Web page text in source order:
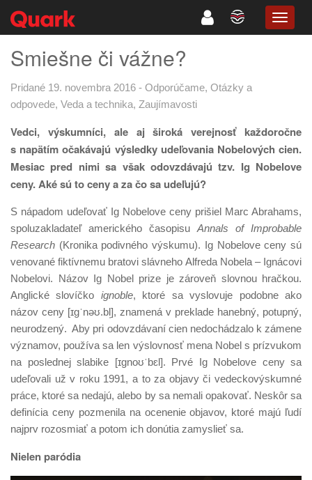
Smiešne či vážne?
Pridané 19. novembra 2016 - Odporúčame, Otázky a
odpovede, Veda a technika, Zaujímavosti
Vedci, výskumníci, ale aj široká verejnosť každoročne
s napätím očakávajú výsledky udeľovania Nobelových cien.
Mesiac pred nimi sa však odovzdávajú tzv. Ig Nobelove
ceny. Aké sú to ceny a za čo sa udeľujú?
S nápadom udeľovať Ig Nobelove ceny prišiel Marc Abrahams,
spoluzakladateľ amerického časopisu Annals of Improbable
Research (Kronika podivného výskumu). Ig Nobelove ceny sú
venované fiktívnemu bratovi slávneho Alfreda Nobela – Ignácovi
Nobelovi. Názov Ig Nobel prize je zároveň slovnou hračkou.
Anglické slovíčko ignoble, ktoré sa vyslovuje podobne ako
názov ceny [ɪɡˈnəʊ.bl̩], znamená v preklade hanebný, potupný,
neurodzený. Aby pri odovzdávaní cien nedochádzalo k zámene
významov, používa sa len výslovnosť mena Nobel s prízvukom
na poslednej slabike [ɪɡnoʊˈbɛl]. Prvé Ig Nobelove ceny sa
udeľovali už v roku 1991, a to za objavy či vedeckovýskumné
práce, ktoré sa nedajú, alebo by sa nemali opakovať. Neskôr sa
definícia ceny pozmenila na ocenenie objavov, ktoré majú ľudí
najprv rozosmiať a potom ich donútia zamyslieť sa.
Nielen paródia